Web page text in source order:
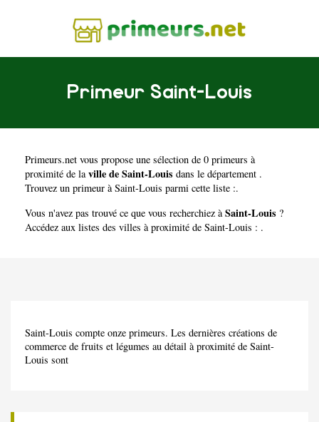
Primeur Saint-Louis
Primeurs.net vous propose une sélection de 0 primeurs à
proximité de laville de Saint-Louis dans le département .
Trouvez un primeur à Saint-Louis parmi cette liste :.
Vous n'avez pas trouvé ce que vous recherchiez à Saint-Louis ?
Accédez aux listes des villes à proximité de Saint-Louis : .
Saint-Louis compte onze primeurs. Les dernières créations de
commerce de fruits et légumes au détail à proximité de Saint-
Louis sont